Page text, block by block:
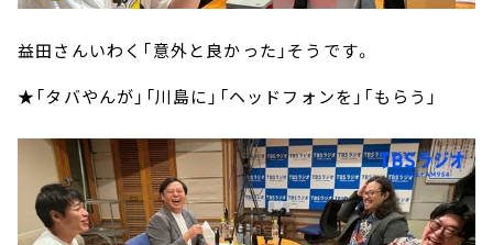
益田さんいわく「意外と良かった」そうです。
★「タバやんが」「川島に」「ヘッドフォンを」「もらう」